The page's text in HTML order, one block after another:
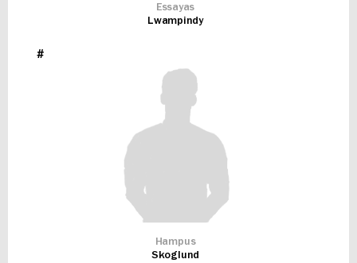
Essayas
Lwampindy
#
Hampus
Skoglund